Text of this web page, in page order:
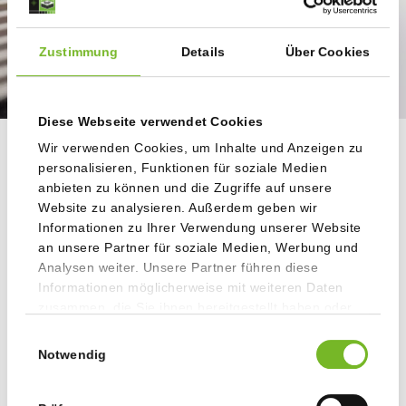
Zustimmung Details Über Cookies
Diese Webseite verwendet Cookies
Wir verwenden Cookies, um Inhalte und Anzeigen zu
personalisieren, Funktionen für soziale Medien
anbieten zu können und die Zugriffe auf unsere
Website zu analysieren. Außerdem geben wir
Informationen zu Ihrer Verwendung unserer Website
an unsere Partner für soziale Medien, Werbung und
Analysen weiter. Unsere Partner führen diese
Informationen möglicherweise mit weiteren Daten
gesammelt haben.
Notwendig
ÖKONOMIE – „RISIKEN SIND
DIE BUGWELLEN DES
ERFOLGS“
unabdingbar auch seine Risiken managen.